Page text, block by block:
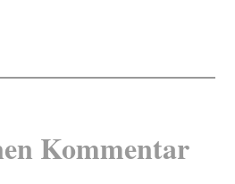
Kommentar